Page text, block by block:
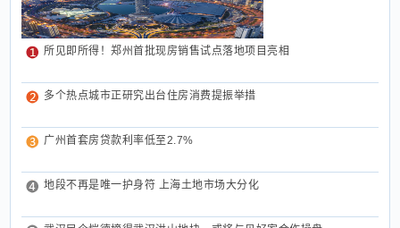
所见即所得！郑州首批现房销售试点落地项目亮相
多个热点城市正研究出台住房消费提振举措
广州首套房贷款利率低至2.7%
地段不再是唯一护身符 上海土地市场大分化